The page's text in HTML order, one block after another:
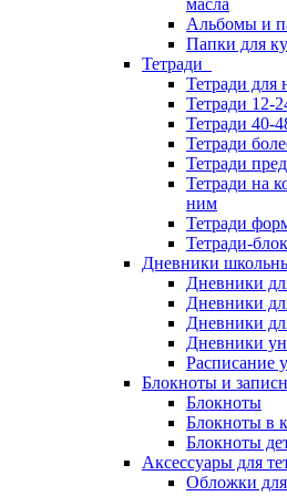
масла
Альбомы и
Папки для
Тетради
Тетради для
Тетради 12-
Тетради 40-
Тетради
Тетради
Тетради на
ним
Тетради
Тетради-
Дневники
Дневники
Дневники
Дневники
Дневники
Расписание
Блокноты и
Блокноты
Блокноты в
Блокноты
Аксессуары для
Обложки для